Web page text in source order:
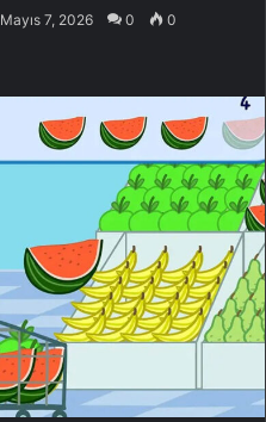
Mayıs 7, 2026 0 0